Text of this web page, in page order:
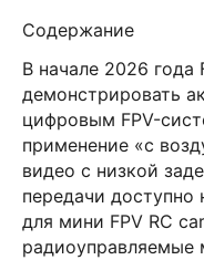
Содержание
В начале 2026
демонстрировать
цифровым FPV-
применение «с
видео с низкой
передачи доступно
для мини FPV RC